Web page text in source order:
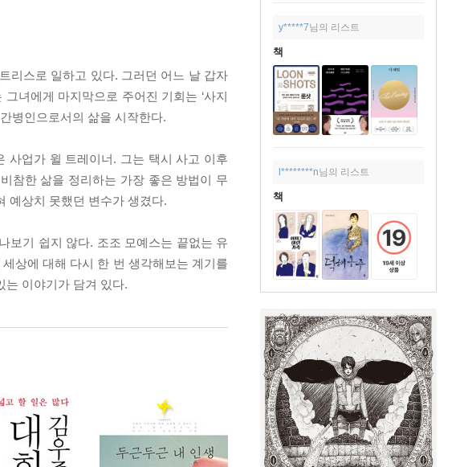
y*****7님의 리스트
책
l********n님의 리스트
책
리스로 일하고 있다. 그러던 어느 날 갑자
녀에게 마지막으로 주어진 기회는 ‘사지
병인으로서의 삶을 시작한다.
사업가 윌 트레이너. 그는 택시 사고 이후
참한 삶을 정리하는 가장 좋은 방법이 무
예상치 못했던 변수가 생겼다.
보기 쉽지 않다. 조조 모예스는 끝없는 유
상에 대해 다시 한 번 생각해보는 계기를
는 이야기가 담겨 있다.